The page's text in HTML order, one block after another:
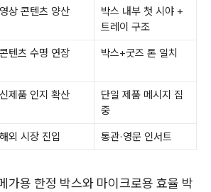
영상 콘텐츠 양산
박스 내부 첫 시야 +
트레이 구조
콘텐츠 수명 연장 박스+굿즈 톤 일치
신제품 인지 확산
단일 제품 메시지 집
중
해외 시장 진입 통관·영문 인서트
가용 한정 박스와 마이크로용 효율 박